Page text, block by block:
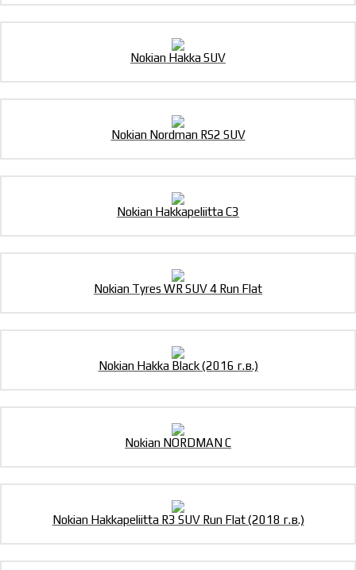
Nokian Hakka SUV
Nokian Nordman RS2 SUV
Nokian Hakkapeliitta C3
Nokian Tyres WR SUV 4 Run Flat
Nokian Hakka Black (2016 г.в.)
Nokian NORDMAN C
Nokian Hakkapeliitta R3 SUV Run Flat (2018 г.в.)